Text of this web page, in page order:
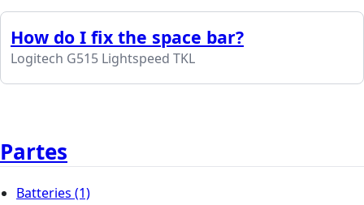
How do I fix the space bar?
Logitech G515 Lightspeed TKL
Partes
Batteries (1)